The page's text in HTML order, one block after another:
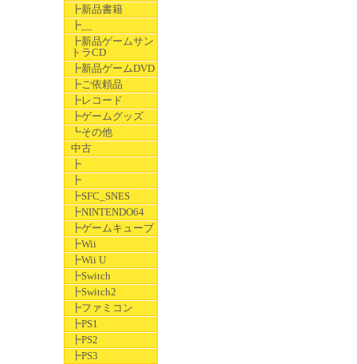
┣新品書籍
┣__
┣新品ゲームサン
トラCD
┣新品ゲームDVD
┣ご依頼品
┣レコード
┣ゲームグッズ
┗その他
中古
┣
┣
┣SFC_SNES
┣NINTENDO64
┣ゲームキューブ
┣Wii
┣Wii U
┣Switch
┣Switch2
┣ファミコン
┣PS1
┣PS2
┣PS3